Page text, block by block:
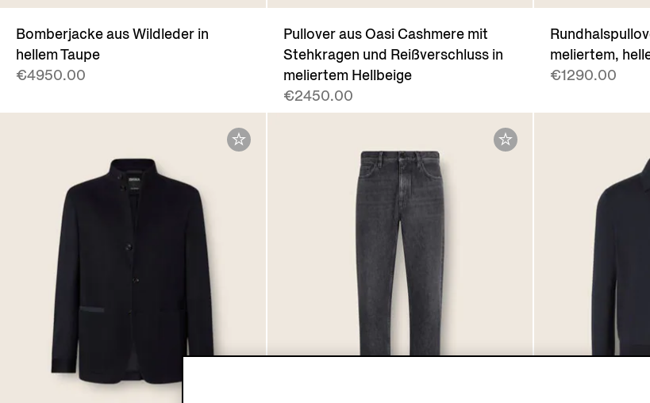
Bomberjacke aus Wildleder in
hellem Taupe
€4950.00
Pullover aus Oasi Cashmere mit
Stehkragen und Reißverschluss in
meliertem Hellbeige
€2450.00
meliertem,
€1290.00